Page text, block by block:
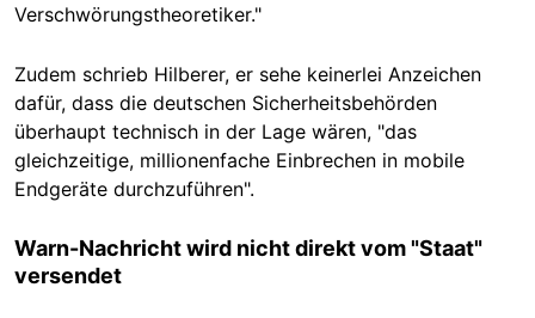
Verschwörungstheoretiker."
Zudem schrieb Hilberer, er sehe keinerlei Anzeichen
dafür, dass die deutschen Sicherheitsbehörden
überhaupt technisch in der Lage wären, "das
gleichzeitige, millionenfache Einbrechen in mobile
Endgeräte durchzuführen".
Warn-Nachricht wird nicht direkt vom "Staat"
versendet